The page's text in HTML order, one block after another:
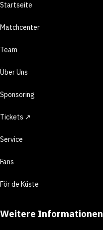
Startseite
Matchcenter
Team
Über Uns
Sponsoring
Tickets ↗
Service
Fans
För de Küste
Weitere Informationen